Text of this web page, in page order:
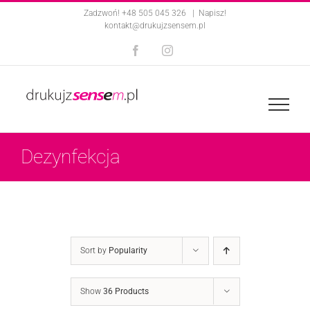
Zadzwoń! +48 505 045 326
Napisz!
kontakt@drukujzsensem.pl
FacebookInstagram
Dezynfekcja
Sort by Popularity
Show 36 Products